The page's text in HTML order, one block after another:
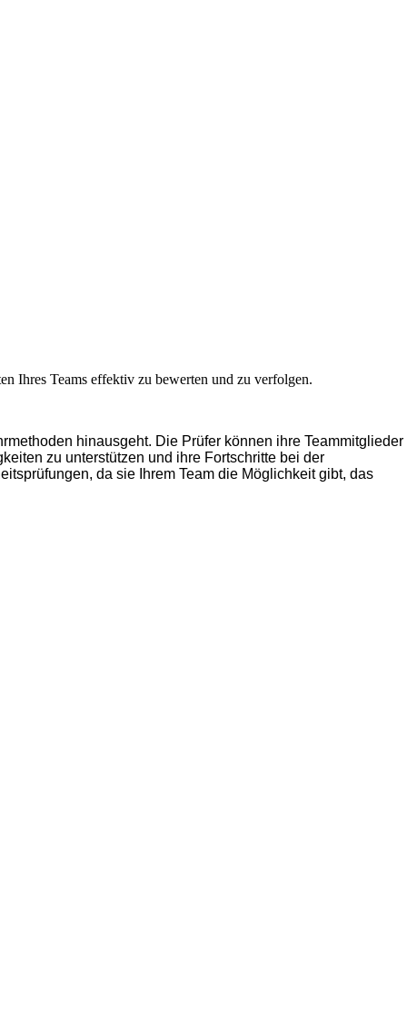
Ihres Teams effektiv zu bewerten und zu verfolgen.
hinausgeht. Die Prüfer können ihre Teammitglieder
zu unterstützen und ihre Fortschritte bei der
da sie Ihrem Team die Möglichkeit gibt, das